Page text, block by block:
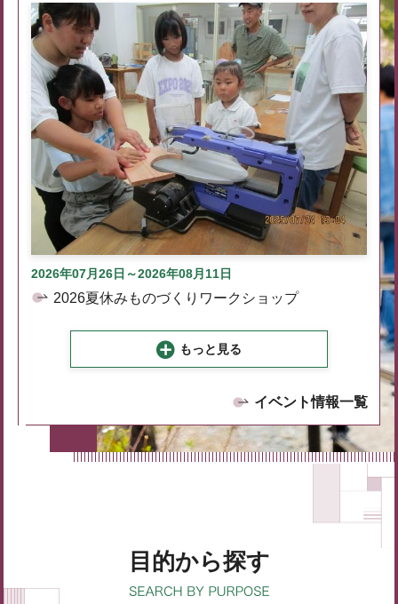
2026年07月26日～2026年08月11日
2026夏休みものづくりワークショップ
もっと見る
イベント情報一覧
目的から探す